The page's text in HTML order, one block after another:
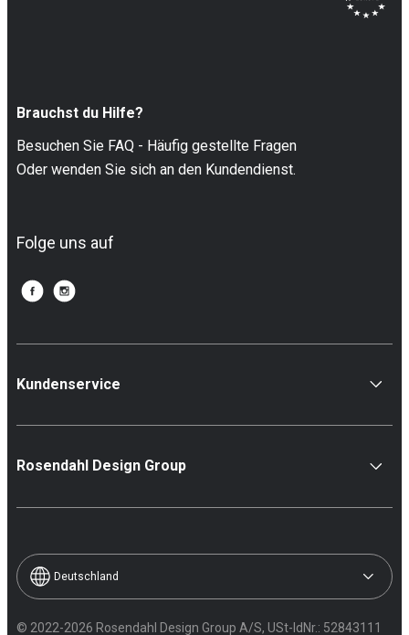
Brauchst du Hilfe?
Besuchen Sie FAQ - Häufig gestellte Fragen
Oder wenden Sie sich an den Kundendienst.
Folge uns auf
Kundenservice
Rosendahl Design Group
© 2022-2026 Rosendahl Design Group A/S, USt-IdNr.: 52843111
Deutschland